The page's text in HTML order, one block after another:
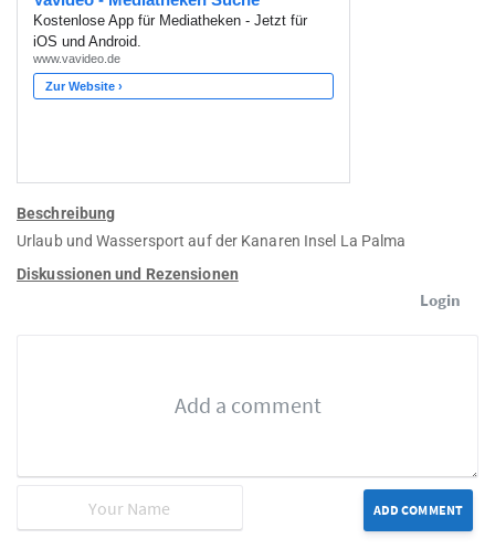
Beschreibung
Urlaub und Wassersport auf der Kanaren Insel La Palma
Diskussionen und Rezensionen
Login
ADD COMMENT